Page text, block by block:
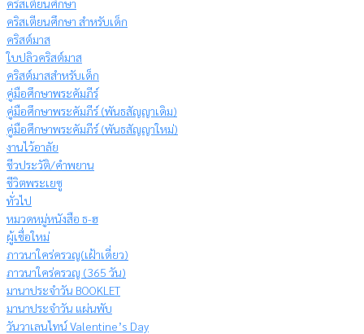
คริสเตียนศึกษา
คริสเตียนศึกษา สำหรับเด็ก
คริสต์มาส
ใบปลิวคริสต์มาส
คริสต์มาสสำหรับเด็ก
คู่มือศึกษาพระคัมภีร์
คู่มือศึกษาพระคัมภีร์ (พันธสัญญาเดิม)
คู่มือศึกษาพระคัมภีร์ (พันธสัญญาใหม่)
งานไว้อาลัย
ชีวประวัติ/คำพยาน
ชีวิตพระเยซู
ทั่วไป
หมวดหมู่หนังสือ ธ-ฮ
ผู้เชื่อใหม่
ภาวนาใคร่ครวญ(เฝ้าเดี่ยว)
ภาวนาใคร่ครวญ (365 วัน)
มานาประจำวัน BOOKLET
มานาประจำวัน แผ่นพับ
วันวาเลนไทน์ Valentine’s Day